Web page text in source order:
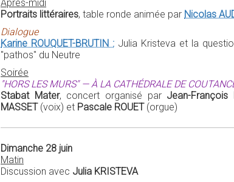
Après-midi
Portraits littéraires, table ronde animée par Nicolas
Dialogue
Karine ROUQUET-BRUTIN : Julia Kristeva et la
"pathos" du Neutre
Soirée
"HORS LES MURS" — À LA CATHÉDRALE DE
Stabat Mater, concert organisé par Jean-François
MASSET(voix) et Pascale ROUET(orgue)
Dimanche 28 juin
Matin
Discussion avec Julia KRISTEVA